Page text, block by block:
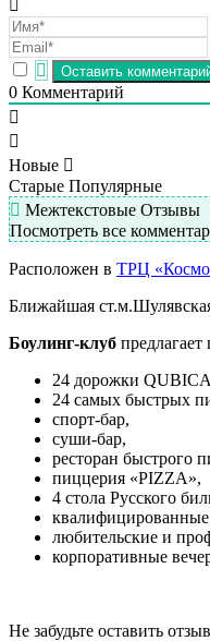
0 Комментарий
Новые
Старые Популярные
Межтекстовые Отзывы
Посмотреть все
Расположен в ТРЦ
Ближайшая
Боулинг-клуб предлагает
24 дорожки
24 самых быстрых
спорт-бар,
суши-бар,
ресторан быстрого
пиццерия «PIZZA»,
4 стола Русского
любительские и
корпоративные
Не забудьте оставить